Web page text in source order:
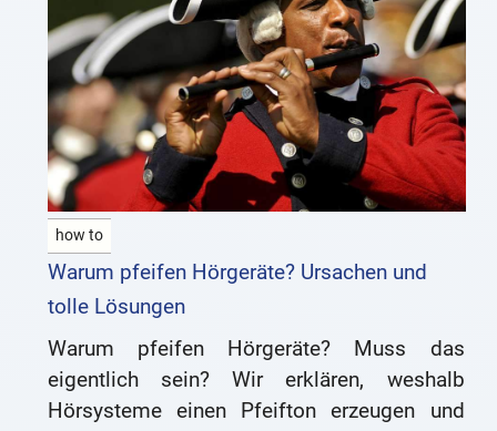
how to
Warum pfeifen Hörgeräte? Ursachen und
tolle Lösungen
Warum pfeifen Hörgeräte? Muss das
eigentlich sein? Wir erklären, weshalb
Hörsysteme einen Pfeifton erzeugen und